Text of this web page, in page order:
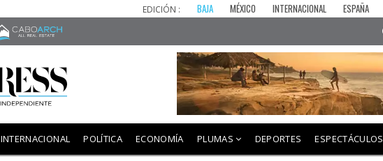
EDICIÓN : BAJA MÉXICO INTERNACIONAL ESPAÑA
INTERNACIONAL POLÍTICA ECONOMÍA PLUMAS DEPORTES ESPECTÁCULOS